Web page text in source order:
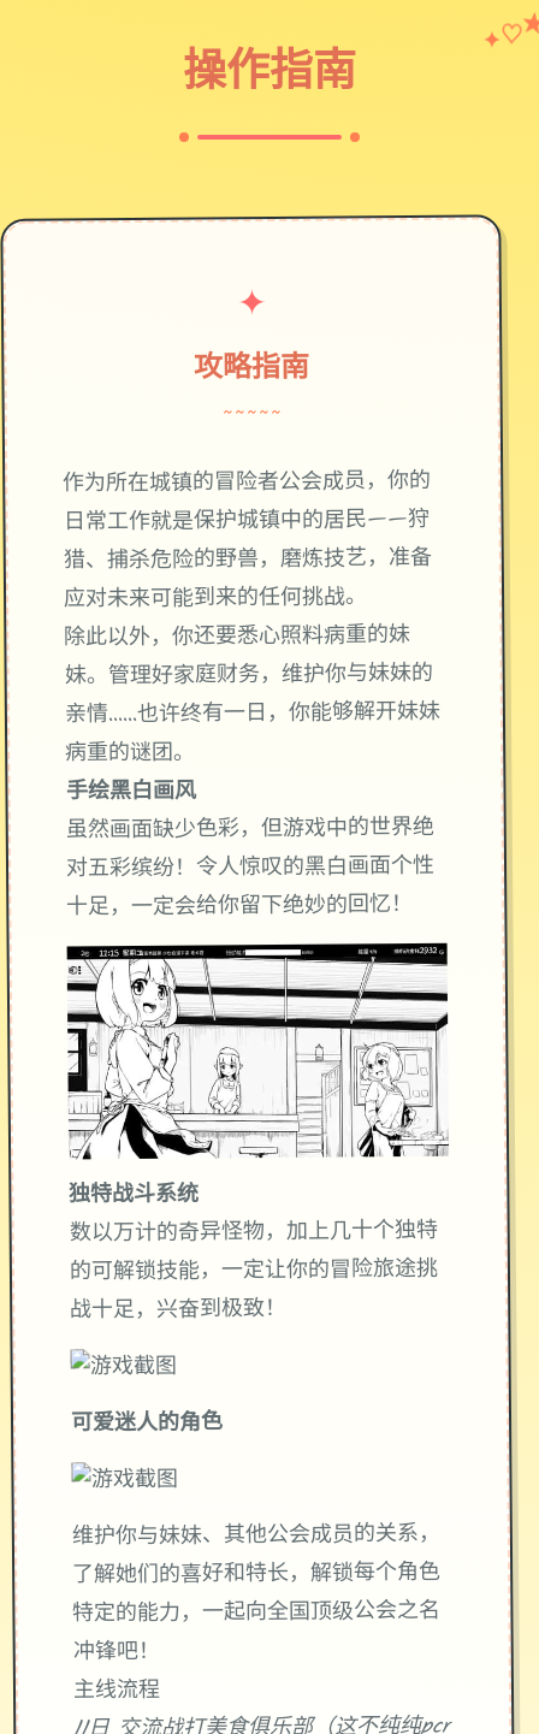
操作指南
✦♡
✦
攻略指南
~~~~~
作为所在城镇的冒险者公会成员，你的
日常工作就是保护城镇中的居民——狩
猎、捕杀危险的野兽，磨炼技艺，准备
应对未来可能到来的任何挑战。
除此以外，你还要悉心照料病重的妹
妹。管理好家庭财务，维护你与妹妹的
亲情……也许终有一日，你能够解开妹妹
病重的谜团。
手绘黑白画风
虽然画面缺少色彩，但游戏中的世界绝
对五彩缤纷！令人惊叹的黑白画面个性
十足，一定会给你留下绝妙的回忆！
独特战斗系统
数以万计的奇异怪物，加上几十个独特
的可解锁技能，一定让你的冒险旅途挑
战十足，兴奋到极致！
可爱迷人的角色
维护你与妹妹、其他公会成员的关系，
了解她们的喜好和特长，解锁每个角色
特定的能力，一起向全国顶级公会之名
冲锋吧！
主线流程